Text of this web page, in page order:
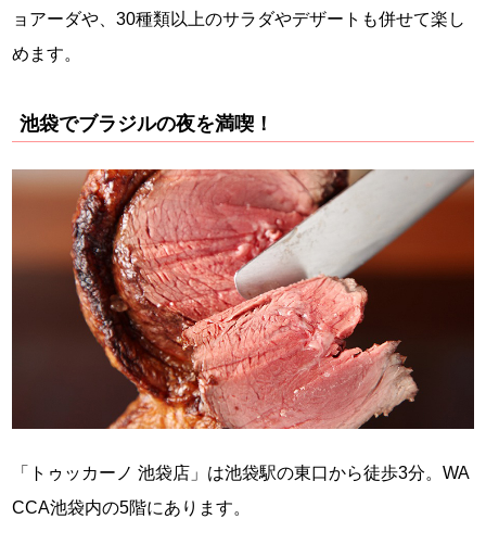
ョアーダや、30種類以上のサラダやデザートも併せて楽し
めます。
池袋でブラジルの夜を満喫！
「トゥッカーノ 池袋店」は池袋駅の東口から徒歩3分。WA
CCA池袋内の5階にあります。